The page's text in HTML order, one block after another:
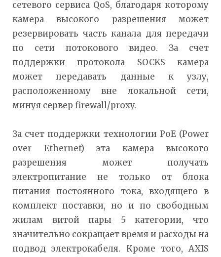
сетевого сервиса QoS, благодаря которому
камера высокого разрешения может
резервировать часть канала для передачи
по сети потокового видео. За счет
поддержки протокола SOCKS камера
может передавать данные к узлу,
расположенному вне локальной сети,
минуя сервер firewall/proxy.
За счет поддержки технологии PoE (Power
over Ethernet) эта камера высокого
разрешения может получать
электропитание не только от блока
питания постоянного тока, входящего в
комплект поставки, но и по свободным
жилам витой пары 5 категории, что
значительно сокращает время и расходы на
подвод электрокабеля. Кроме того, AXIS